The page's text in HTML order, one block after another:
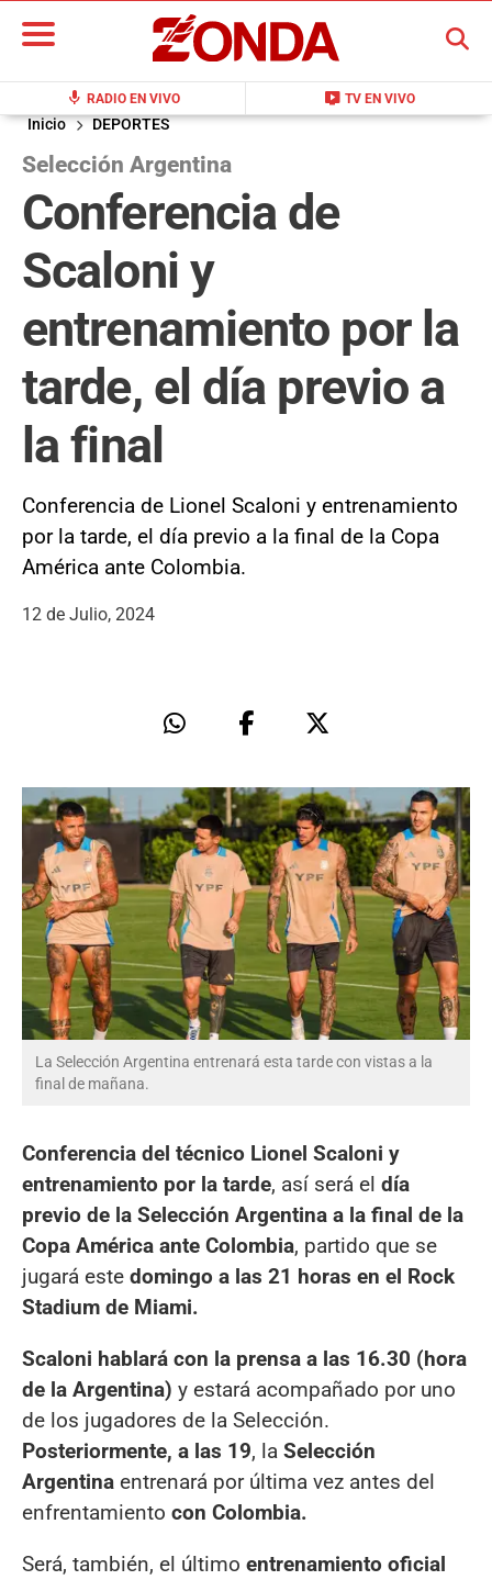
mic RADIO EN VIVO live_tv TV EN VIVO
BUSCAR
Inicio DEPORTES
Selección Argentina
Conferencia de
Scaloni y
entrenamiento por la
tarde, el día previo a
la final
Conferencia de Lionel Scaloni y entrenamiento
por la tarde, el día previo a la final de la Copa
América ante Colombia.
12 de Julio, 2024
La Selección Argentina entrenará esta tarde con vistas a la
final de mañana.
Conferencia del técnico Lionel Scaloni y
entrenamiento por la tarde, así será el día
previo de la Selección Argentina a la final de la
Copa América ante Colombia, partido que se
jugará este domingo a las 21 horas en el Rock
Stadium de Miami.
Scaloni hablará con la prensa a las 16.30 (hora
de la Argentina) y estará acompañado por uno
de los jugadores de la Selección.
Posteriormente, a las 19, la Selección
Argentina entrenará por última vez antes del
enfrentamiento con Colombia.
Será, también, el último entrenamiento oficial